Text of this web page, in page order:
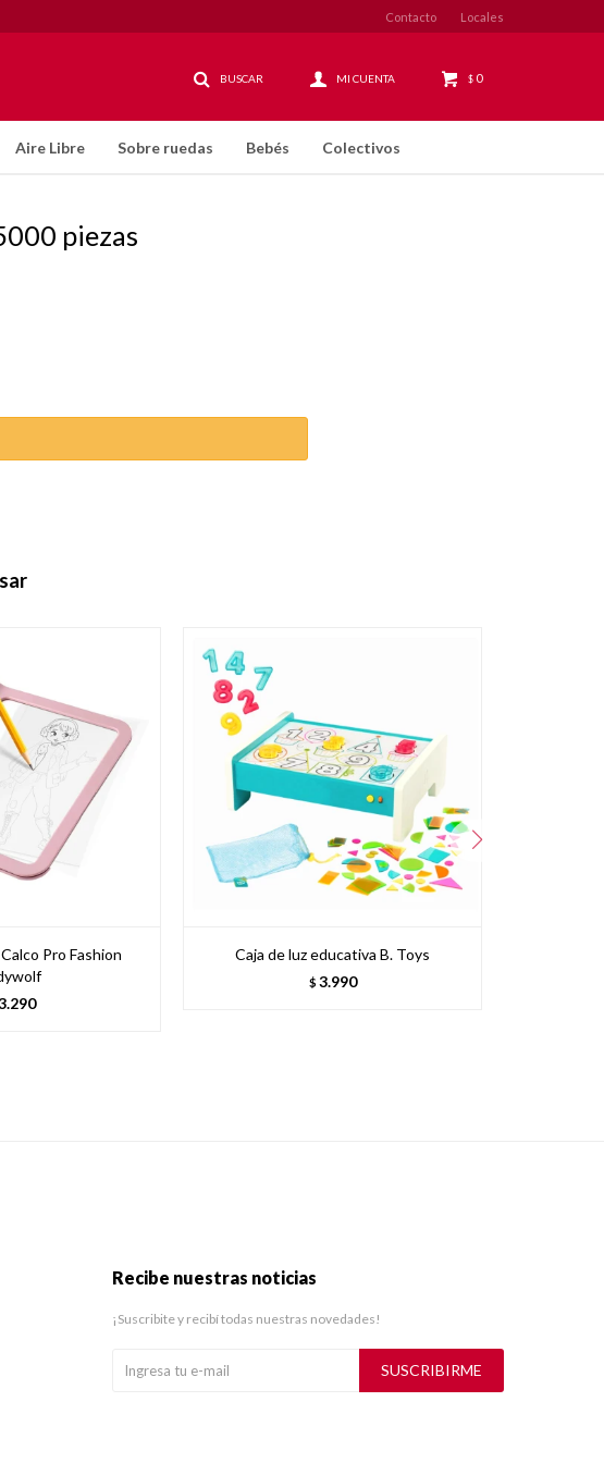
Aire Libre Sobre ruedas Bebés Colectivos
$ 0
Contacto Locales
piezas
Pro Fashion
Caja de luz educativa B. Toys
$ 3.990
Recibe nuestras noticias
¡Suscribite y recibí todas nuestras novedades!
SUSCRIBIRME